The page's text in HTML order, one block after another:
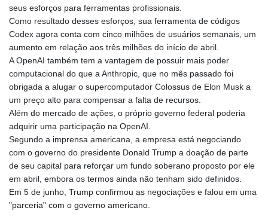
seus esforços para ferramentas profissionais.
Como resultado desses esforços, sua ferramenta de códigos
Codex agora conta com cinco milhões de usuários semanais, um
aumento em relação aos três milhões do início de abril.
A OpenAI também tem a vantagem de possuir mais poder
computacional do que a Anthropic, que no mês passado foi
obrigada a alugar o supercomputador Colossus de Elon Musk a
um preço alto para compensar a falta de recursos.
Além do mercado de ações, o próprio governo federal poderia
adquirir uma participação na OpenAI.
Segundo a imprensa americana, a empresa está negociando
com o governo do presidente Donald Trump a doação de parte
de seu capital para reforçar um fundo soberano proposto por ele
em abril, embora os termos ainda não tenham sido definidos.
Em 5 de junho, Trump confirmou as negociações e falou em uma
"parceria" com o governo americano.